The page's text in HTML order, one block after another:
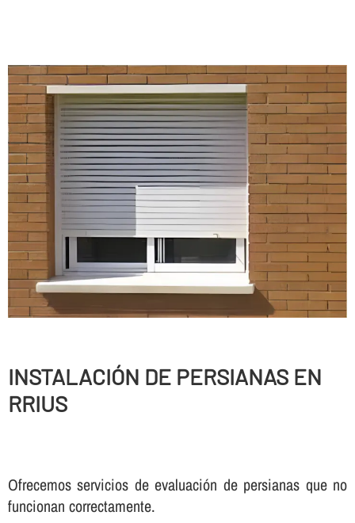
INSTALACIÓN DE PERSIANAS EN
RRIUS
Ofrecemos servicios de evaluación de persianas que no
funcionan correctamente.